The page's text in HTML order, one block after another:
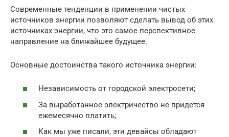
Современные тенденции в применении чистых
источников энергии позволяют сделать вывод об этих
источниках энергии, что это самое перспективное
направление на ближайшее будущее.
Основные достоинства такого источника энергии:
Независимость от городской электросети;
За выработанное электричество не придется
ежемесячно платить;
Как мы уже писали, эти девайсы обладают